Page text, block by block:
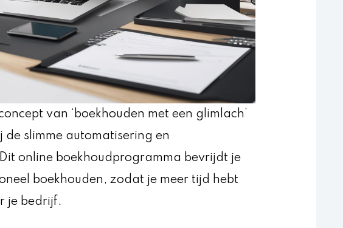
van ‘boekhouden met een glimlach’
slimme automatisering en
online boekhoudprogramma bevrijdt je
boekhouden, zodat je meer tijd hebt
je bedrijf.